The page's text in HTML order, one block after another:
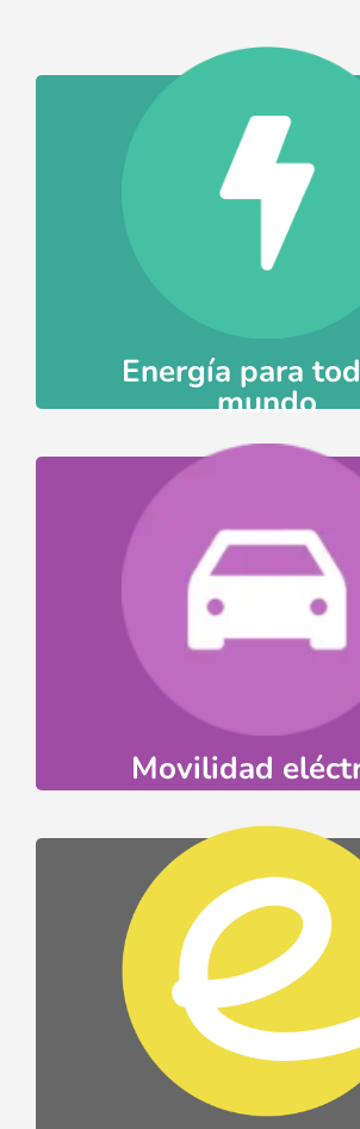
Energía para
mundo
El IBE impulsa numerosos
democratización de la
asegurar que todo el mundo
a la energía
Movilidad
Con la red MELIB de puntos de
vehículos eléctricos, las Illes
tienen todo para avanzar hacia
eléctrica. ¡Súmate!
Ir
Oficinas de asesoramiento
acompañamiento de
sensibilización en materia de
energética.